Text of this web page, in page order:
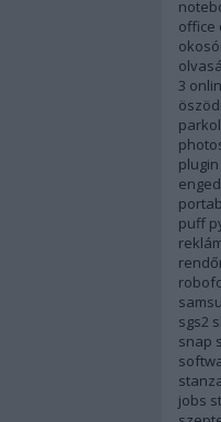
office
3
plugin
puff
sgs2
snap
jobs